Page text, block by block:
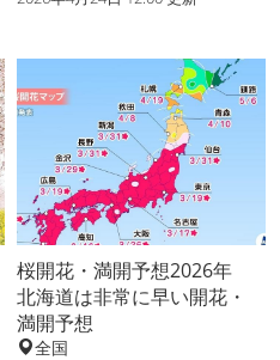
桜開花・満開予想2026年
北海道は非常に早い開花・
満開予想
全国